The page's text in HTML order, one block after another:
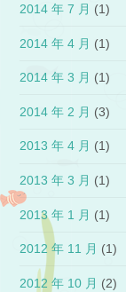
2014 年 7 月 (1)
2014 年 4 月 (1)
2014 年 3 月 (1)
2014 年 2 月 (3)
2013 年 4 月 (1)
2013 年 3 月 (1)
2013 年 1 月 (1)
2012 年 11 月 (1)
2012 年 10 月 (2)